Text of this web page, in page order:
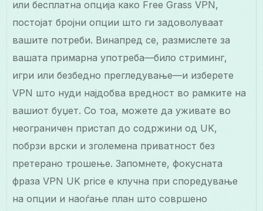
или бесплатна опција како Free Grass VPN,
постојат бројни опции што ги задоволуваат
вашите потреби. Винапред се, размислете за
вашата примарна употреба—било стриминг,
игри или безбедно прегледување—и изберете
VPN што нуди најдобва вредност во рамките на
вашиот буџет. Со тоа, можете да уживате во
неограничен пристап до содржини од UK,
побрзи врски и зголемена приватност без
претерано трошење. Запомнете, фокусната
фраза VPN UK price е клучна при споредување
на опции и наоѓање план што совршено